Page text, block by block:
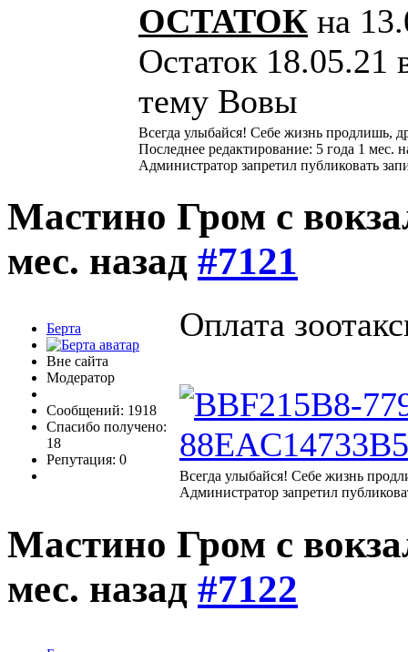
ОСТАТОК на
Остаток 18.05.21
тему Вовы
Всегда улыбайся! Себе жизнь продлишь,
Последнее редактирование: 5 года 1 мес.
Администратор запретил публиковать
Мастино Гром с
мес. назад #7121
Берта
Вне сайта
Модератор
Сообщений: 1918
Спасибо получено:
18
Репутация: 0
Оплата
Всегда улыбайся! Себе жизнь
Администратор запретил
Мастино Гром с
мес. назад #7122